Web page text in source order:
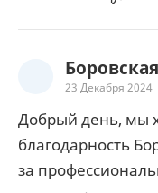
23 Декабря 2024
Добрый день, мы
благодарность
за